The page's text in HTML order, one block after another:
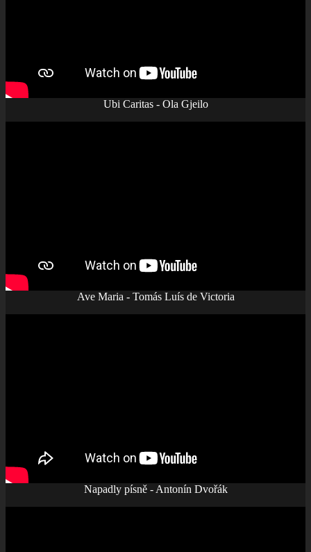
Ubi Caritas - Ola Gjeilo
Ave Maria - Tomás Luís de Victoria
Napadly písně - Antonín Dvořák